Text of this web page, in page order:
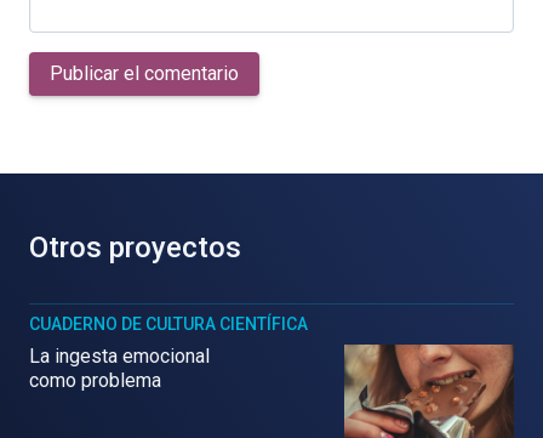
Publicar el comentario
Otros proyectos
CUADERNO DE CULTURA CIENTÍFICA
La ingesta emocional
como problema